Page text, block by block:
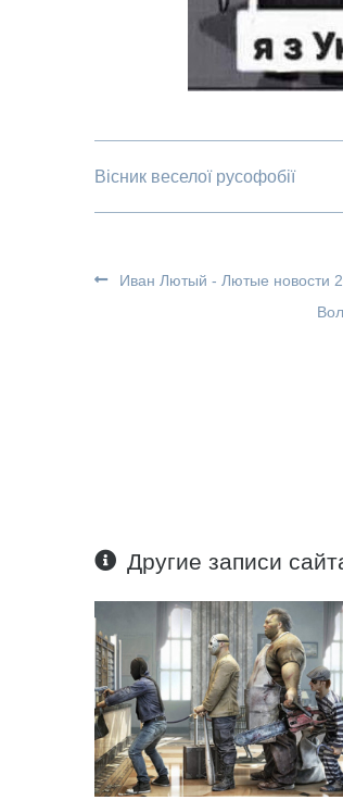
Вісник веселої русофобії
Иван Лютый - Лютые новости
Другие записи